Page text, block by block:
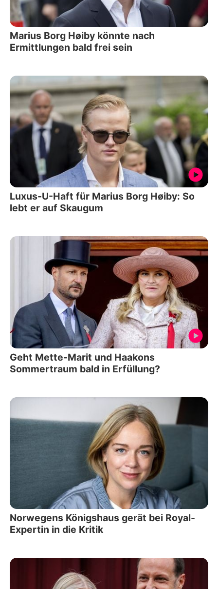
Marius Borg Høiby könnte nach
Ermittlungen bald frei sein
Luxus-U-Haft für Marius Borg Høiby: So
lebt er auf Skaugum
Geht Mette-Marit und Haakons
Sommertraum bald in Erfüllung?
Norwegens Königshaus gerät bei Royal-
Expertin in die Kritik